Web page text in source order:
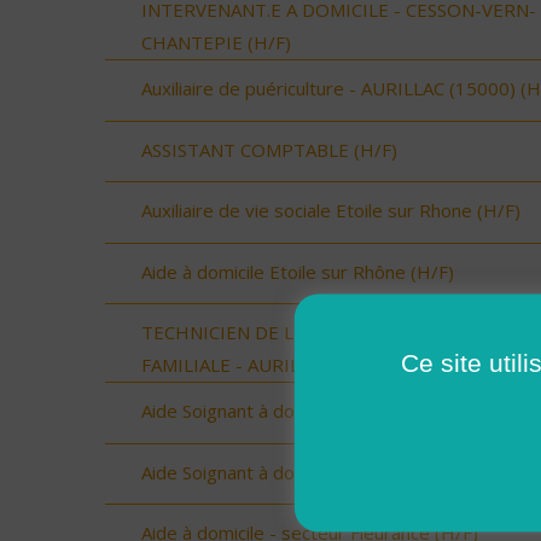
INTERVENANT.E A DOMICILE - CESSON-VERN-
CHANTEPIE (H/F)
Auxiliaire de puériculture - AURILLAC (15000)
ASSISTANT COMPTABLE (H/F)
Auxiliaire de vie sociale Etoile sur Rhone (H/F)
Aide à domicile Etoile sur Rhône (H/F)
TECHNICIEN DE L'INTERVENTION SOCIALE ET
FAMILIALE - AURILLAC (15000) (H/F)
Aide Soignant à domicile SERIGNAN (H/F)
Aide Soignant à domicile SERIGNAN (H/F)
Aide à domicile - secteur Fleurance (H/F)
Ce site